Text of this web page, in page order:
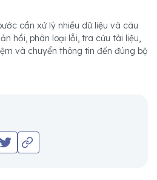
cần xử lý nhiều dữ liệu và câu
hồi, phân loại lỗi, tra cứu tài liệu,
và chuyển thông tin đến đúng bộ